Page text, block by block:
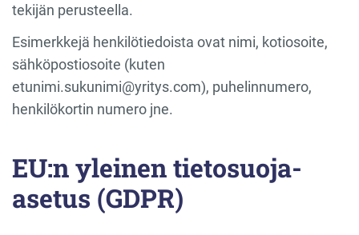
tekijän perusteella.
Esimerkkejä henkilötiedoista ovat nimi, kotiosoite,
sähköpostiosoite (kuten
etunimi.sukunimi@yritys.com), puhelinnumero,
henkilökortin numero jne.
EU:n yleinen tietosuoja-
asetus (GDPR)